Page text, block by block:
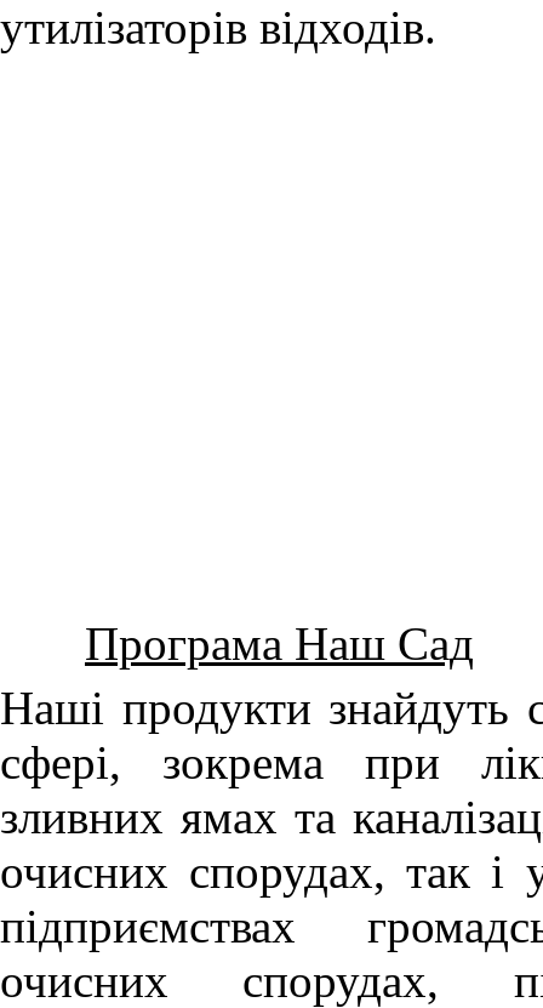
утилізаторів відходів.
Програма Наш Сад
Наші продукти знайдуть
сфері, зокрема при
зливних ямах та
очисних спорудах, так і
підприємствах
очисних спорудах,